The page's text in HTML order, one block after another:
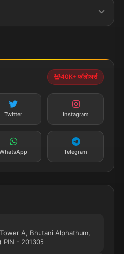
झारखण्ड
40K+ फॉलोअर्स
Twitter Instagram
WhatsApp Telegram
A, Bhutani Alphathum,
PIN - 201305